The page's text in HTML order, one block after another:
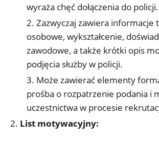
wyraża chęć dołączenia do policji.
Zazwyczaj zawiera informacje
osobowe, wykształcenie,
zawodowe, a także krótki opis
podjęcia służby w policji.
Może zawierać elementy
prośba o rozpatrzenie podania i
uczestnictwa w procesie
List motywacyjny: